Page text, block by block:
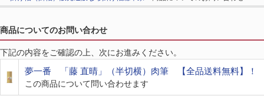
商品についてのお問い合わせ
下記の内容をご確認の上、次にお進みください。
夢一番 「藤 直晴」（半切横）肉筆 【全品送料無料】！
この商品について問い合わせます